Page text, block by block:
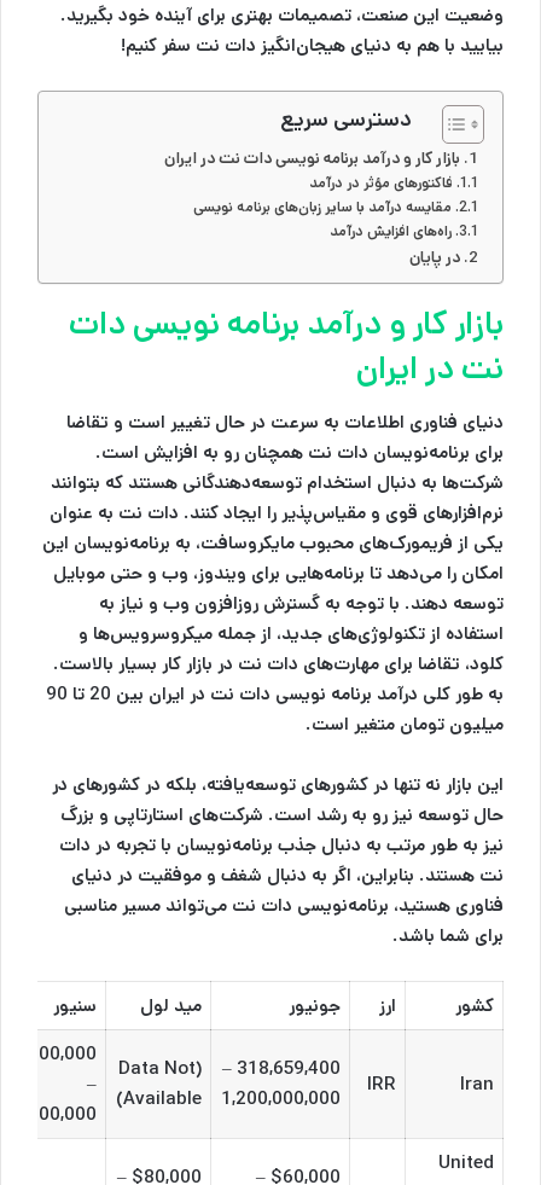
وضعیت این صنعت، تصمیمات بهتری برای آینده خود بگیرید.
بیایید با هم به دنیای هیجان‌انگیز دات نت سفر کنیم!
دسترسی سریع
بازار کار و درآمد برنامه نویسی دات نت در ایران
فاکتورهای مؤثر در درآمد
مقایسه درآمد با سایر زبان‌های برنامه نویسی
راه‌های افزایش درآمد
در پایان
بازار کار و درآمد برنامه نویسی دات
نت در ایران
دنیای فناوری اطلاعات به سرعت در حال تغییر است و تقاضا
برای برنامه‌نویسان دات نت همچنان رو به افزایش است.
شرکت‌ها به دنبال استخدام توسعه‌دهندگانی هستند که بتوانند
نرم‌افزارهای قوی و مقیاس‌پذیر را ایجاد کنند. دات نت به عنوان
یکی از فریمورک‌های محبوب مایکروسافت، به برنامه‌نویسان این
امکان را می‌دهد تا برنامه‌هایی برای ویندوز، وب و حتی موبایل
توسعه دهند. با توجه به گسترش روزافزون وب و نیاز به
استفاده از تکنولوژی‌های جدید، از جمله میکروسرویس‌ها و
کلود، تقاضا برای مهارت‌های دات نت در بازار کار بسیار بالاست.
به طور کلی درآمد برنامه نویسی دات نت در ایران بین 20 تا 90
میلیون تومان متغیر است.
این بازار نه تنها در کشورهای توسعه‌یافته، بلکه در کشورهای در
حال توسعه نیز رو به رشد است. شرکت‌های استارتاپی و بزرگ
نیز به طور مرتب به دنبال جذب برنامه‌نویسان با تجربه در دات
نت هستند. بنابراین، اگر به دنبال شغف و موفقیت در دنیای
فناوری هستید، برنامه‌نویسی دات نت می‌تواند مسیر مناسبی
برای شما باشد.
کشور ارز جونیور مید لول سنیور
Iran
IRR
318,659,400 –
1,200,000,000
(Data Not
Available)
–
United
$60,000 –
$80,000 –